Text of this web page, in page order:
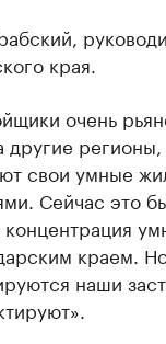
края.
очень
другие
свои умные
Сейчас это
концентрация
краем.
наши